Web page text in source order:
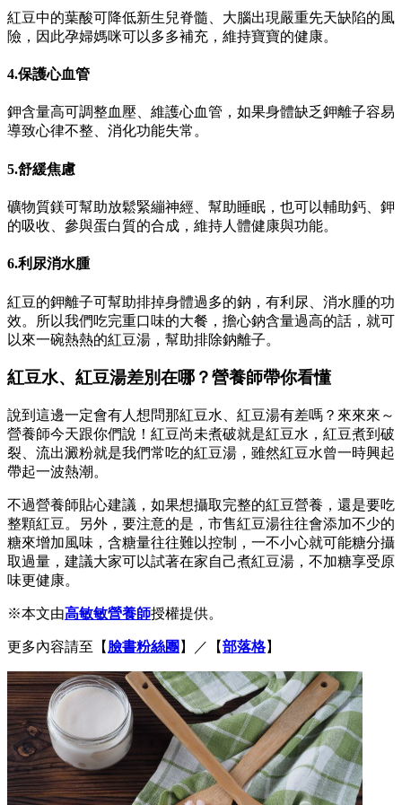
紅豆中的葉酸可降低新生兒脊髓、大腦出現嚴重先天缺陷的風
險，因此孕婦媽咪可以多多補充，維持寶寶的健康。
4.保護心血管
鉀含量高可調整血壓、維護心血管，如果身體缺乏鉀離子容易
導致心律不整、消化功能失常。
5.舒緩焦慮
礦物質鎂可幫助放鬆緊繃神經、幫助睡眠，也可以輔助鈣、鉀
的吸收、參與蛋白質的合成，維持人體健康與功能。
6.利尿消水腫
紅豆的鉀離子可幫助排掉身體過多的鈉，有利尿、消水腫的功
效。所以我們吃完重口味的大餐，擔心鈉含量過高的話，就可
以來一碗熱熱的紅豆湯，幫助排除鈉離子。
紅豆水、紅豆湯差別在哪？營養師帶你看懂
說到這邊一定會有人想問那紅豆水、紅豆湯有差嗎？來來來～
營養師今天跟你們說！紅豆尚未煮破就是紅豆水，紅豆煮到破
裂、流出澱粉就是我們常吃的紅豆湯，雖然紅豆水曾一時興起
帶起一波熱潮。
不過營養師貼心建議，如果想攝取完整的紅豆營養，還是要吃
整顆紅豆。另外，要注意的是，市售紅豆湯往往會添加不少的
糖來增加風味，含糖量往往難以控制，一不小心就可能糖分攝
取過量，建議大家可以試著在家自己煮紅豆湯，不加糖享受原
味更健康。
※本文由高敏敏營養師授權提供。
更多內容請至【 臉書粉絲團 】／【部落格】